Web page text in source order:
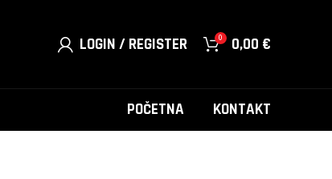
LOGIN / REGISTER 0 0,00 €
POČETNA KONTAKT